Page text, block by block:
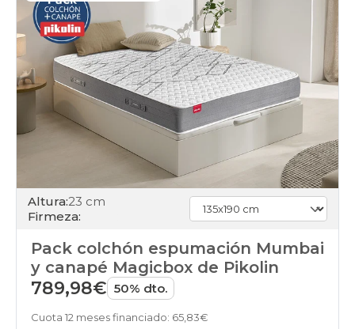
Altura:23 cm
Firmeza:
Pack colchón espumación Mumbai
y canapé Magicbox de Pikolin
789,98€ 50% dto.
Cuota 12 meses financiado: 65,83€